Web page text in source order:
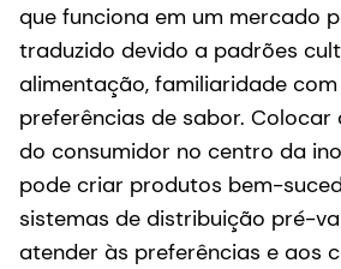
que funciona em um mercado
traduzido devido a padrões
alimentação, familiaridade
preferências de sabor. Colocar
do consumidor no centro da
pode criar produtos bem-
sistemas de distribuição pré-
atender às preferências e aos